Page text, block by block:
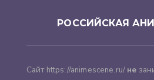
РОССИЙСКАЯ
Сайт https://animescene.ru/ не